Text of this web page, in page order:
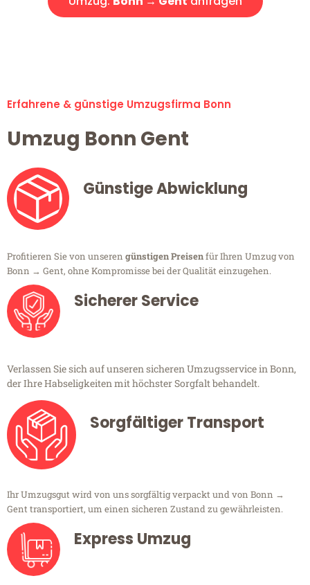
Erfahrene & günstige Umzugsfirma Bonn
Umzug Bonn Gent
Günstige Abwicklung
Profitieren Sie von unseren günstigen Preisenfür Ihren Umzug von
Bonn → Gent, ohne Kompromisse bei der Qualität einzugehen.
Sicherer Service
Verlassen Sie sich auf unseren sicheren Umzugsservice in Bonn,
der Ihre Habseligkeiten mit höchster Sorgfalt behandelt.
Sorgfältiger Transport
Ihr Umzugsgut wird von uns sorgfältig verpackt und von Bonn →
Gent transportiert, um einen sicheren Zustand zu gewährleisten.
Express Umzug